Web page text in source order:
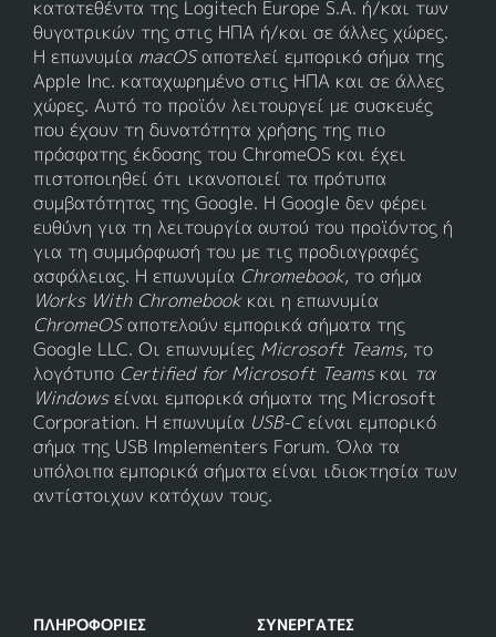
κατατεθέντα της Logitech Europe S.A. ή/και των
θυγατρικών της στις ΗΠΑ ή/και σε άλλες χώρες.
Η επωνυμία macOSαποτελεί εμπορικό σήμα της
Apple Inc. καταχωρημένο στις ΗΠΑ και σε άλλες
χώρες. Αυτό το προϊόν λειτουργεί με συσκευές
που έχουν τη δυνατότητα χρήσης της πιο
πρόσφατης έκδοσης του ChromeOS και έχει
πιστοποιηθεί ότι ικανοποιεί τα πρότυπα
συμβατότητας της Google. Η Google δεν φέρει
ευθύνη για τη λειτουργία αυτού του προϊόντος ή
για τη συμμόρφωσή του με τις προδιαγραφές
ασφάλειας. Η επωνυμία Chromebook, το σήμα
Works With Chromebookκαι η επωνυμία
ChromeOSαποτελούν εμπορικά σήματα της
Google LLC. Οι επωνυμίες Microsoft Teams, το
λογότυπο Certified for Microsoft Teamsκαι τα
Windowsείναι εμπορικά σήματα της Microsoft
Corporation. Η επωνυμία USB-Cείναι εμπορικό
σήμα της USB Implementers Forum. Όλα τα
υπόλοιπα εμπορικά σήματα είναι ιδιοκτησία των
αντίστοιχων κατόχων τους.
ΠΛΗΡΟΦΟΡΊΕΣ ΣΥΝΕΡΓΆΤΕΣ